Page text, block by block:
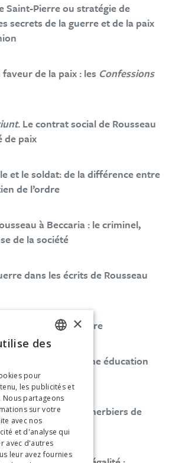
Saint-Pierre ou stratégie de
secrets de la guerre et de la paix
de la paix : les Confessions
. Le contrat social de Rousseau
de paix
et le soldat: de la différence entre
de l’ordre
à Beccaria : le criminel,
de la société
dans les écrits de Rousseau
le même et l’autre
et la paix : une éducation
de la nature : Les herbiers de
ITALIAN
×
des
pour
les publicités et
Nous partageons
sur votre
avec nos
et d'analyse qui
avec d'autres
leur avez fournies